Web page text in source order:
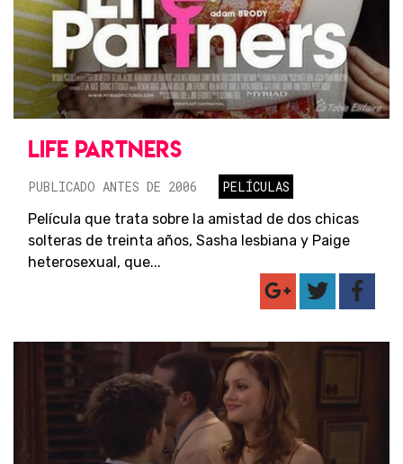
LIFE PARTNERS
PUBLICADO ANTES DE 2006
PELÍCULAS
Película que trata sobre la amistad de dos chicas
solteras de treinta años, Sasha lesbiana y Paige
heterosexual, que...